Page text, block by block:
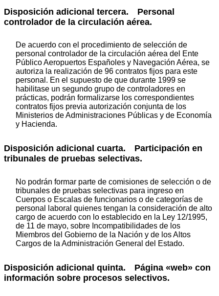
Disposición adicional tercera. Personal
controlador de la circulación aérea.
De acuerdo con el procedimiento de selección de
personal controlador de la circulación aérea del Ente
Público Aeropuertos Españoles y Navegación Aérea, se
autoriza la realización de 96 contratos fijos para este
personal. En el supuesto de que durante 1999 se
habilitase un segundo grupo de controladores en
prácticas, podrán formalizarse los correspondientes
contratos fijos previa autorización conjunta de los
Ministerios de Administraciones Públicas y de Economía
y Hacienda.
Disposición adicional cuarta. Participación en
tribunales de pruebas selectivas.
No podrán formar parte de comisiones de selección o de
tribunales de pruebas selectivas para ingreso en
Cuerpos o Escalas de funcionarios o de categorías de
personal laboral quienes tengan la consideración de alto
cargo de acuerdo con lo establecido en la Ley 12/1995,
de 11 de mayo, sobre Incompatibilidades de los
Miembros del Gobierno de la Nación y de los Altos
Cargos de la Administración General del Estado.
Disposición adicional quinta. Página «web» con
información sobre procesos selectivos.